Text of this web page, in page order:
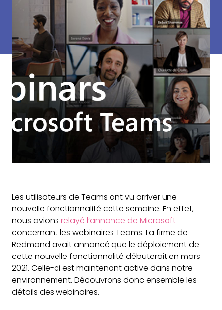
Les utilisateurs de Teams ont vu arriver une
nouvelle fonctionnalité cette semaine. En effet,
nous avions relayé l’annonce de Microsoft
concernant les webinaires Teams. La firme de
Redmond avait annoncé que le déploiement de
cette nouvelle fonctionnalité débuterait en mars
2021. Celle-ci est maintenant active dans notre
environnement. Découvrons donc ensemble les
détails des webinaires.